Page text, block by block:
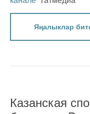
Яңалыклар
Казанская